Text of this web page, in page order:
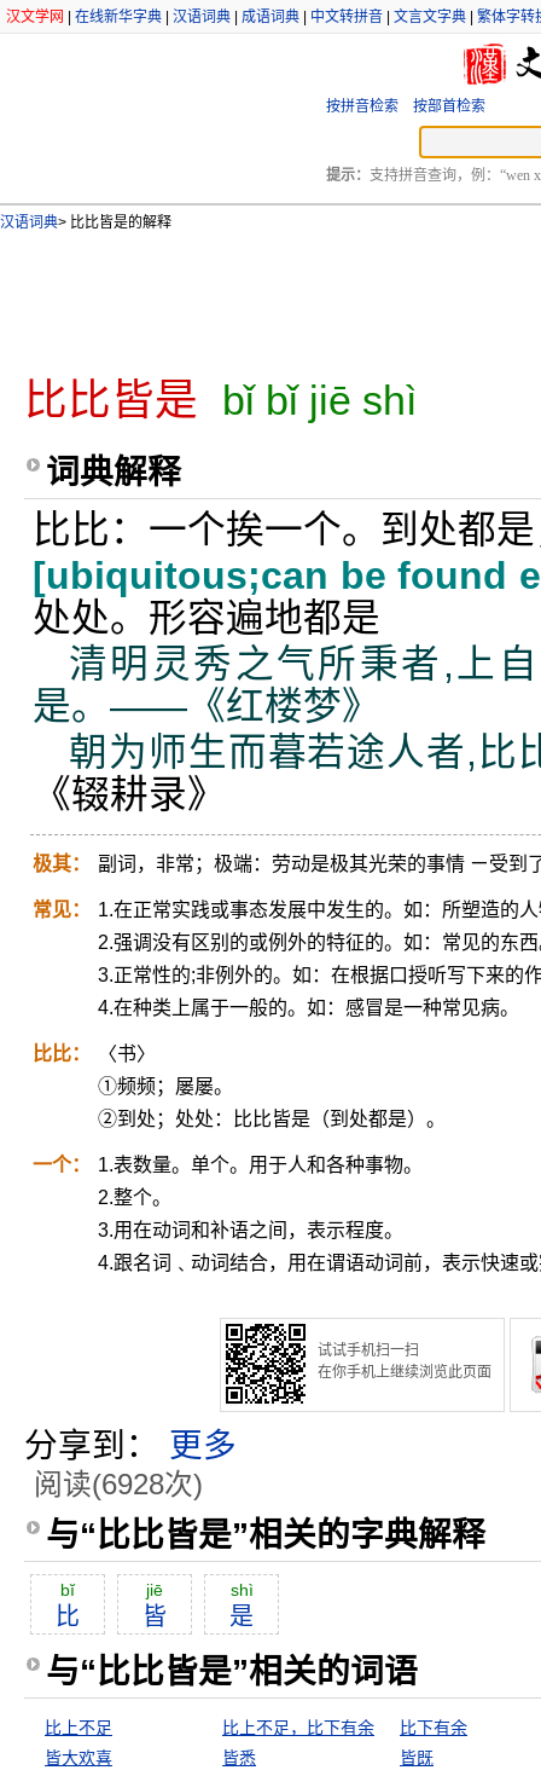
汉文学网 在线新华字典 汉语词典 成语词典 中文转拼音 文言文字典 繁体字转
按拼音检索 按部首检索
提示： 支持拼音查询，例：“wen
汉语词典> 比比皆是的解释
比比皆是 bǐ bǐ jiē shì
词典解释
比比：一个挨一个。到处都
[ubiquitous;can be found
处处。形容遍地都是
清明灵秀之气所秉者,上
是。——《红楼梦》
朝为师生而暮若途人者,
《辍耕录》
极其： 副词，非常；极端：劳动是极其光荣的事情 ㄧ受到
常见：
1.在正常实践或事态发展中发生的。如：所塑造的
2.强调没有区别的或例外的特征的。如：常见的东
3.正常性的;非例外的。如：在根据口授听写下来的
4.在种类上属于一般的。如：感冒是一种常见病。
比比：
〈书〉
①频频；屡屡。
②到处；处处：比比皆是（到处都是）。
一个：
1.表数量。单个。用于人和各种事物。
2.整个。
3.用在动词和补语之间，表示程度。
4.跟名词﹑动词结合，用在谓语动词前，表示快速
试试手机扫一扫
在你手机上继续浏览此页面
分享到： 更多
阅读(6928次)
与“比比皆是”相关的字典解释
bĭ
比
jiē
皆
shì
是
与“比比皆是”相关的词语
比上不足 比上不足，比下有余
比下有余
皆大欢喜
皆悉
皆既